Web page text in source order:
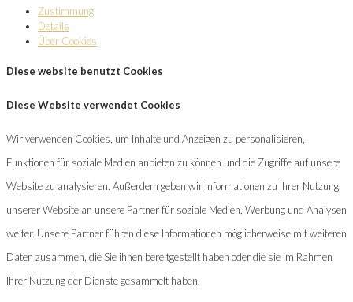
Zustimmung
Details
Über Cookies
Diese website benutzt Cookies
Diese Website verwendet Cookies
Wir verwenden Cookies, um Inhalte und Anzeigen zu personalisieren,
Funktionen für soziale Medien anbieten zu können und die Zugriffe auf unsere
Website zu analysieren. Außerdem geben wir Informationen zu Ihrer Nutzung
unserer Website an unsere Partner für soziale Medien, Werbung und Analysen
weiter. Unsere Partner führen diese Informationen möglicherweise mit weiteren
Daten zusammen, die Sie ihnen bereitgestellt haben oder die sie im Rahmen
Ihrer Nutzung der Dienste gesammelt haben.